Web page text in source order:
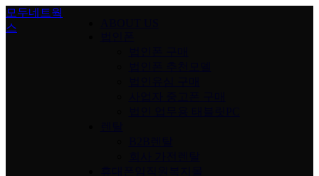
Skip
to
content
모두네트웍
스